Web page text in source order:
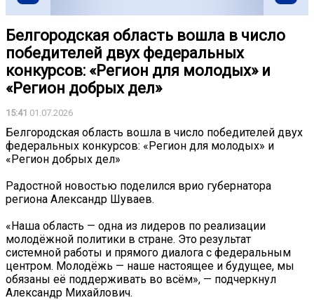
Белгородская область вошла в число
победителей двух федеральных
конкурсов: «Регион для молодых» и
«Регион добрых дел»
15:41 01.07.2026
Белгородская область вошла в число победителей двух
федеральных конкурсов: «Регион для молодых» и
«Регион добрых дел»
Радостной новостью поделился врио губернатора
региона Александр Шуваев.
«Наша область — одна из лидеров по реализации
молодёжной политики в стране. Это результат
системной работы и прямого диалога с федеральным
центром. Молодёжь — наше настоящее и будущее, мы
обязаны её поддерживать во всём», — подчеркнул
Александр Михайлович.